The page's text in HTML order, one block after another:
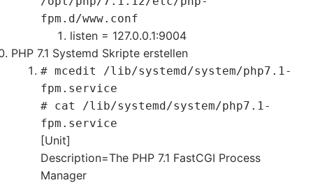
fpm.d/www.conf
listen = 127.0.0.1:9004
PHP 7.1 Systemd Skripte erstellen
# mcedit /lib/systemd/system/php7.1-
fpm.service
# cat /lib/systemd/system/php7.1-
fpm.service
[Unit]
Description=The PHP 7.1 FastCGI Process
Manager